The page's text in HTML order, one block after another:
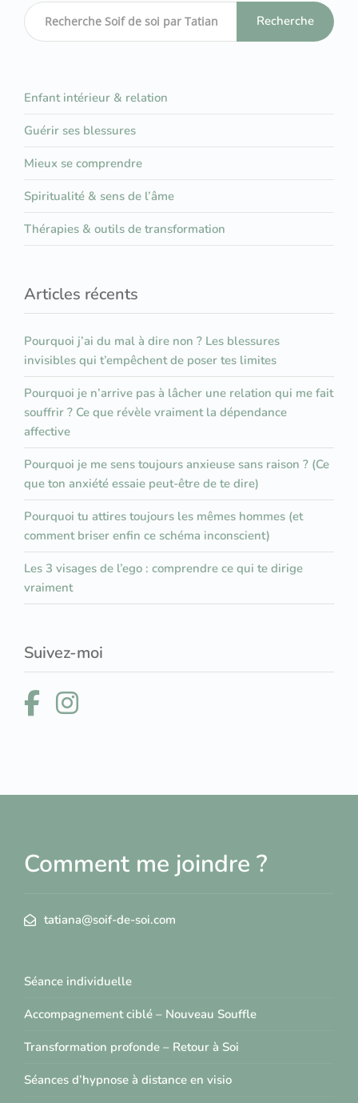
Recherche
Enfant intérieur & relation
Guérir ses blessures
Mieux se comprendre
Spiritualité & sens de l’âme
Thérapies & outils de transformation
Articles récents
Pourquoi j’ai du mal à dire non ? Les blessures
invisibles qui t’empêchent de poser tes limites
Pourquoi je n’arrive pas à lâcher une relation qui me fait
souffrir ? Ce que révèle vraiment la dépendance
affective
Pourquoi je me sens toujours anxieuse sans raison ? (Ce
que ton anxiété essaie peut-être de te dire)
Pourquoi tu attires toujours les mêmes hommes (et
comment briser enfin ce schéma inconscient)
Les 3 visages de l’ego : comprendre ce qui te dirige
vraiment
Suivez-moi
Comment me joindre ?
tatiana@soif-de-soi.com
Séance individuelle
Accompagnement ciblé – Nouveau Souffle
Transformation profonde – Retour à Soi
Séances d’hypnose à distance en visio